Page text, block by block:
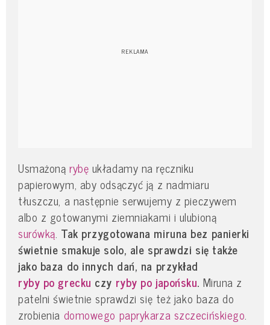
Usmażoną rybę układamy na ręczniku
papierowym, aby odsączyć ją z nadmiaru
tłuszczu, a następnie serwujemy z pieczywem
albo z gotowanymi ziemniakami i ulubioną
surówką. Tak przygotowana miruna bez panierki
świetnie smakuje solo, ale sprawdzi się także
jako baza do innych dań, na przykład
ryby po grecku czy ryby po japońsku. Miruna z
patelni świetnie sprawdzi się też jako baza do
zrobienia domowego paprykarza szczecińskiego.